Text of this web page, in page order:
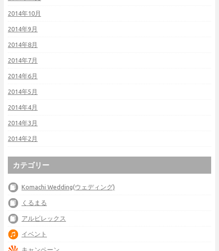
2014年10月
2014年9月
2014年8月
2014年7月
2014年6月
2014年5月
2014年4月
2014年3月
2014年2月
カテゴリー
Komachi Wedding(ウェディング)
くるまる
アルビレックス
イベント
キャンペーン